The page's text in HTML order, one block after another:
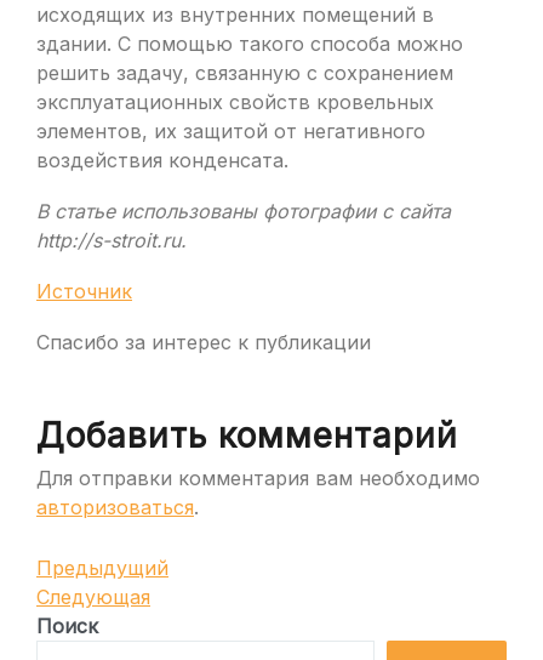
исходящих из внутренних помещений в
здании. С помощью такого способа можно
решить задачу, связанную с сохранением
эксплуатационных свойств кровельных
элементов, их защитой от негативного
воздействия конденсата.
В статье использованы фотографии с сайта
http://s-stroit.ru.
Источник
Спасибо за интерес к публикации
Добавить комментарий
Для отправки комментария вам необходимо
авторизоваться.
Навигация
по
Предыдущая
запись
Предыдущий
Следующая
запись
Следующая
Поиск